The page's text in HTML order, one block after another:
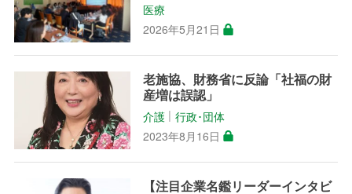
医療
2026年5月21日
老施協、財務省に反論「社福の財
産増は誤認」
介護 │行政･団体
2023年8月16日
【注目企業名鑑リーダーインタビ